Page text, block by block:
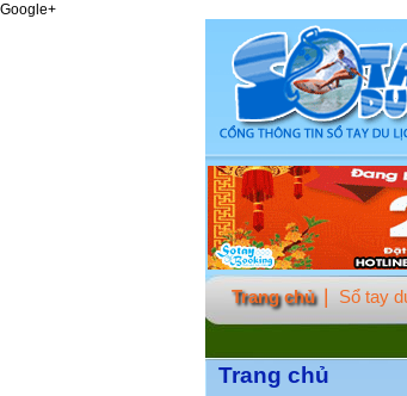
Google+
Trang chủ Sổ tay
Trang chủ